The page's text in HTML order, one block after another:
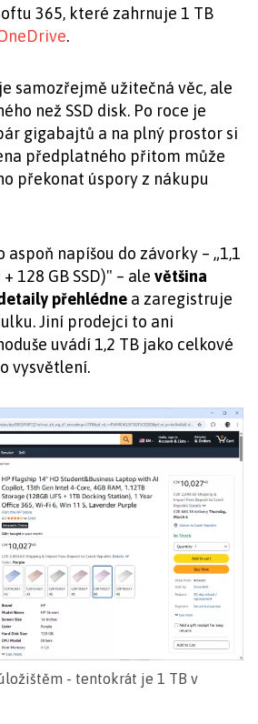
365, které zahrnuje 1 TB
.
samozřejmě užitečná věc, ale
než SSD disk. Po roce je
gigabajtů a na plný prostor si
předplatného přitom může
překonat úspory z nákupu
napíšou do závorky – „1,1
128 GB SSD)" – ale většina
přehlédne a zaregistruje
Jiní prodejci to ani
uvádí 1,2 TB jako celkové
vysvětlení.
- tentokrát je 1 TB v